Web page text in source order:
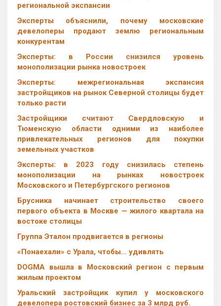
региональной экспансии
Эксперты объяснили, почему московские
девелоперы продают землю региональным
конкурентам
Эксперты: в России снизился уровень
монополизации рынка новостроек
Эксперты: межрегиональная экспансия
застройщиков на рынок Северной столицы будет
только расти
Застройщики считают Свердловскую и
Тюменскую области одними из наиболее
привлекательных регионов для покупки
земельных участков
Эксперты: в 2023 году снизилась степень
монополизации на рынках новостроек
Московского и Петербургского регионов
Брусника начинает строительство своего
первого объекта в Москве — жилого квартала на
востоке столицы
Группа Эталон продвигается в регионы
«Понаехали» с Урала, чтобы… удивлять
DOGMA вышла в Московский регион с первым
жилым проектом
Уральский застройщик купил у московского
девелопера ростовский бизнес за 3 млрд руб.